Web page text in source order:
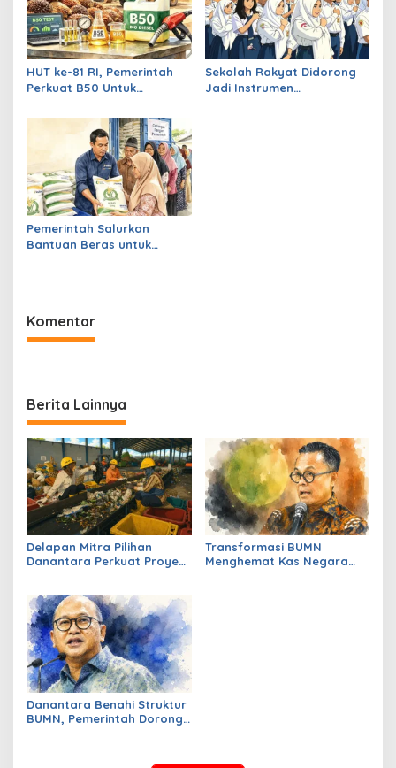
HUT ke-81 RI, Pemerintah
Perkuat B50 Untuk
Indonesia
Sekolah Rakyat Didorong
Jadi Instrumen
Pemerintah Salurkan
Bantuan Beras untuk
Komentar
Berita Lainnya
Delapan Mitra Pilihan
Danantara Perkuat Proyek
Transformasi BUMN
Menghemat Kas Negara
Danantara Benahi Struktur
BUMN, Pemerintah Dorong